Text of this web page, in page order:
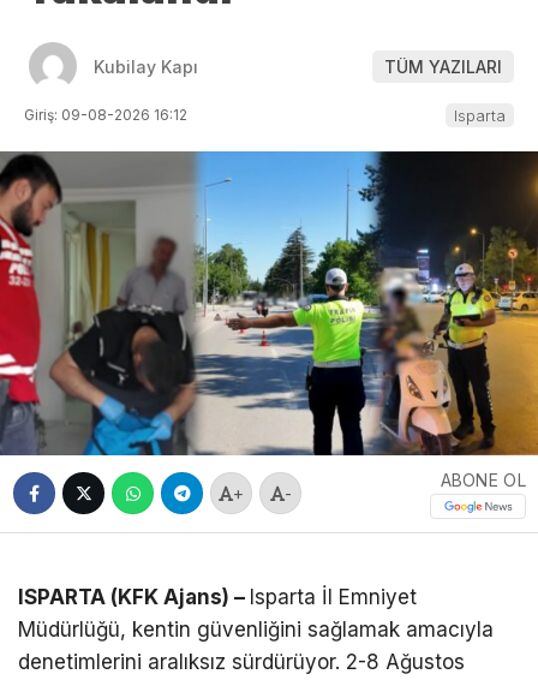
Kubilay Kapı TÜM YAZILARI
Giriş: 09-08-2026 16:12 Isparta
+ -
ABONE OL
ISPARTA (KFK Ajans) – Isparta İl Emniyet
Müdürlüğü, kentin güvenliğini sağlamak amacıyla
denetimlerini aralıksız sürdürüyor. 2-8 Ağustos